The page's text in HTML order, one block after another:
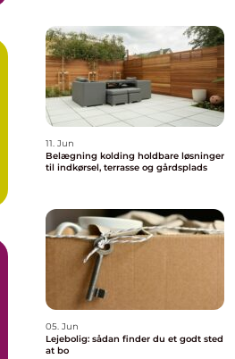
11. Jun
Belægning kolding holdbare løsninger
til indkørsel, terrasse og gårdsplads
05. Jun
Lejebolig: sådan finder du et godt sted
at bo